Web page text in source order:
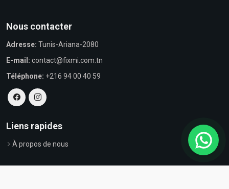
Nous contacter
Adresse: Tunis-Ariana-2080
E-mail: contact@fixmi.com.tn
Téléphone: +216 94 00 40 59
Liens rapides
À propos de nous